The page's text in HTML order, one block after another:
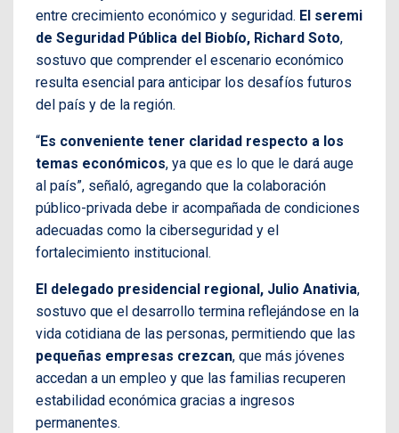
entre crecimiento económico y seguridad. El seremi
de Seguridad Pública del Biobío, Richard Soto,
sostuvo que comprender el escenario económico
resulta esencial para anticipar los desafíos futuros
del país y de la región.
“Es conveniente tener claridad respecto a los
temas económicos, ya que es lo que le dará auge
al país”, señaló, agregando que la colaboración
público-privada debe ir acompañada de condiciones
adecuadas como la ciberseguridad y el
fortalecimiento institucional.
El delegado presidencial regional, Julio Anativia,
sostuvo que el desarrollo termina reflejándose en la
vida cotidiana de las personas, permitiendo que las
pequeñas empresas crezcan, que más jóvenes
accedan a un empleo y que las familias recuperen
estabilidad económica gracias a ingresos
permanentes.